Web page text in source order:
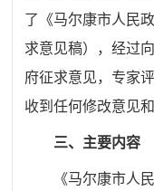
了《马尔康市人民
求意见稿），经过
府征求意见，专家
收到任何修改意见和
三、主要内容
《马尔康市人